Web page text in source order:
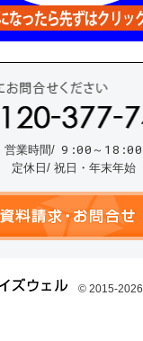
営業時間/ 9:00～18:00
定休日/ 祝日・年末年始
© 2015-2026